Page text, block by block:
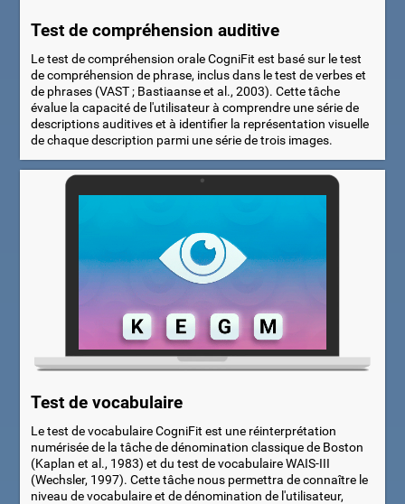
Test de compréhension auditive
Le test de compréhension orale CogniFit est basé sur le test
de compréhension de phrase, inclus dans le test de verbes et
de phrases (VAST ; Bastiaanse et al., 2003). Cette tâche
évalue la capacité de l'utilisateur à comprendre une série de
descriptions auditives et à identifier la représentation visuelle
de chaque description parmi une série de trois images.
Test de vocabulaire
Le test de vocabulaire CogniFit est une réinterprétation
numérisée de la tâche de dénomination classique de Boston
(Kaplan et al., 1983) et du test de vocabulaire WAIS-III
(Wechsler, 1997). Cette tâche nous permettra de connaître le
niveau de vocabulaire et de dénomination de l'utilisateur,